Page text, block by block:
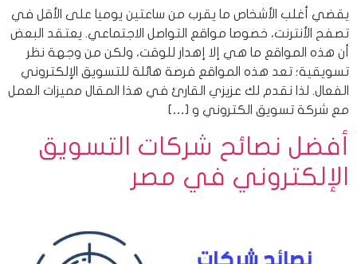
يقضي أغلب الأشخاص ما يقرب من ساعتين يوميا على الأقل في
تصفح الأنترنت، خصوصا مواقع التواصل الاجتماعي. يعتقد البعض
أن هذه المواقع ما هي إلا إهدار للوقت، ولكن من وجهة نظر
تسويقية؛ تعد هذه المواقع فرصة هائلة للتسويق الإلكتروني
الفعال. لذا نقدم لك عزيزي القارئ في هذا المقال مميزات العمل
مع شركة تسويق الكتروني و […]
أفضل نصائح شركات التسويق
الإلكتروني في مصر